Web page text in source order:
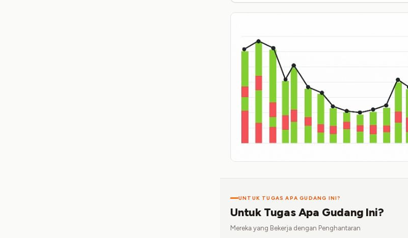
UNTUK TUGAS APA GUDANG INI?
Untuk Tugas Apa Gudang Ini?
Mereka yang Bekerja dengan Penghantaran